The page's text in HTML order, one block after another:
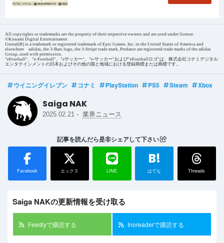
All copyrights or trademarks are the property of their respective owners and are used under license.
©Konami Digital Entertainment
Unreal(R) is a trademark or registered trademark of Epic Games, Inc. in the United States of America and
elsewhere adidas, the 3-Bars logo, the 3-Stripe trade mark, Predator are registered trade marks of the adidas
Group, used with permission.
"eFootball"、"e-Football"、"eサッカー"、"e-サッカー"および"eFootballロゴ"は、株式会社コナミデジタル
エンタテインメントの日本およびその他の国と地域における登録商標または商標です。
ウイニングイレブン コナミ PlayStation PS5 Steam Xbox
Saiga NAK
2025.02.21 - 業界ニュース
記事を読んだら是非シェアして下さい
Facebook エックス LINE
B!
はてな Threads
Saiga NAKの更新情報を受け取る
Feedlyで購読する Inoreaderで購読する